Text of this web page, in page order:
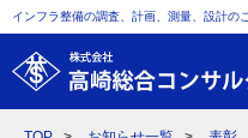
インフラ整備の調査、計画、測量、設計の